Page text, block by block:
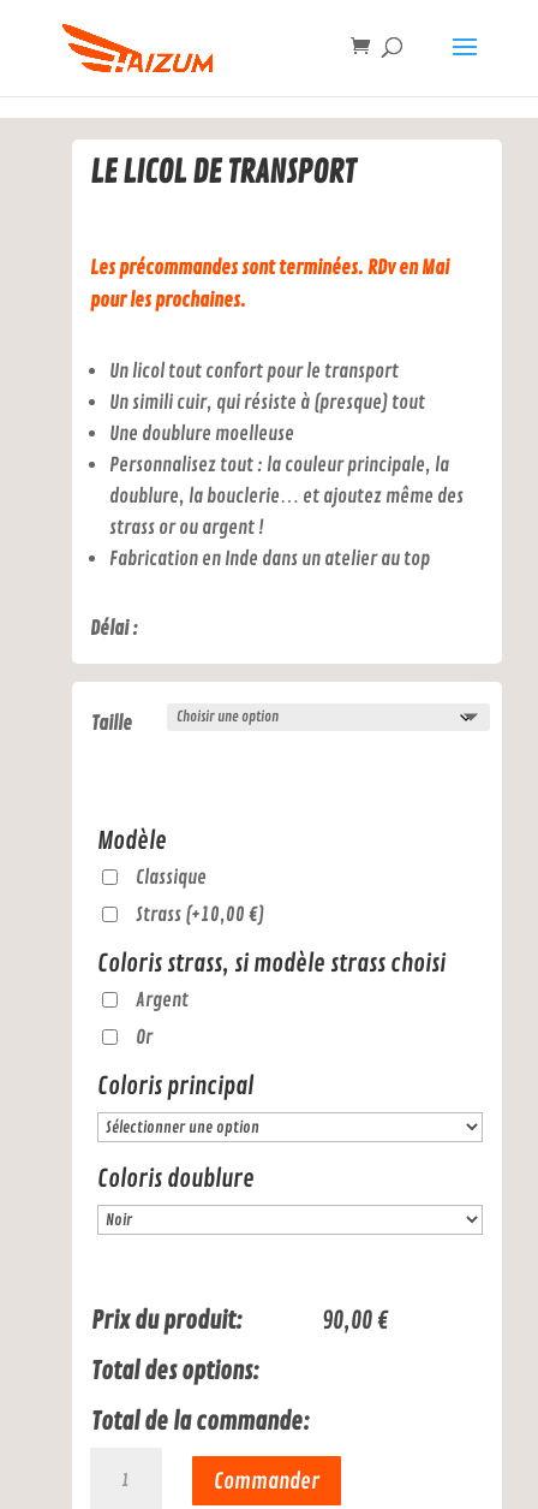
LE LICOL DE TRANSPORT
Les précommandes sont terminées. RDv en Mai
pour les prochaines.
Un licol tout confort pour le transport
Un simili cuir, qui résiste à (presque) tout
Une doublure moelleuse
Personnalisez tout : la couleur principale, la
doublure, la bouclerie… et ajoutez même des
strass or ou argent !
Fabrication en Inde dans un atelier au top
Délai :
Taille
Modèle
Classique
Strass (+10,00 €)
Coloris strass, si modèle strass choisi
Argent
Or
Coloris principal
Coloris doublure
Prix du produit: 90,00€
Total des options:
Total de la commande:
Commander